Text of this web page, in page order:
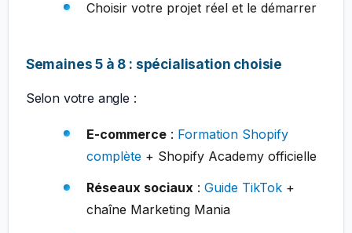
Choisir votre projet réel et le démarrer
Semaines 5 à 8 : spécialisation choisie
Selon votre angle :
E-commerce: Formation Shopify
complète+ Shopify Academy officielle
Réseaux sociaux: Guide TikTok+
chaîne Marketing Mania